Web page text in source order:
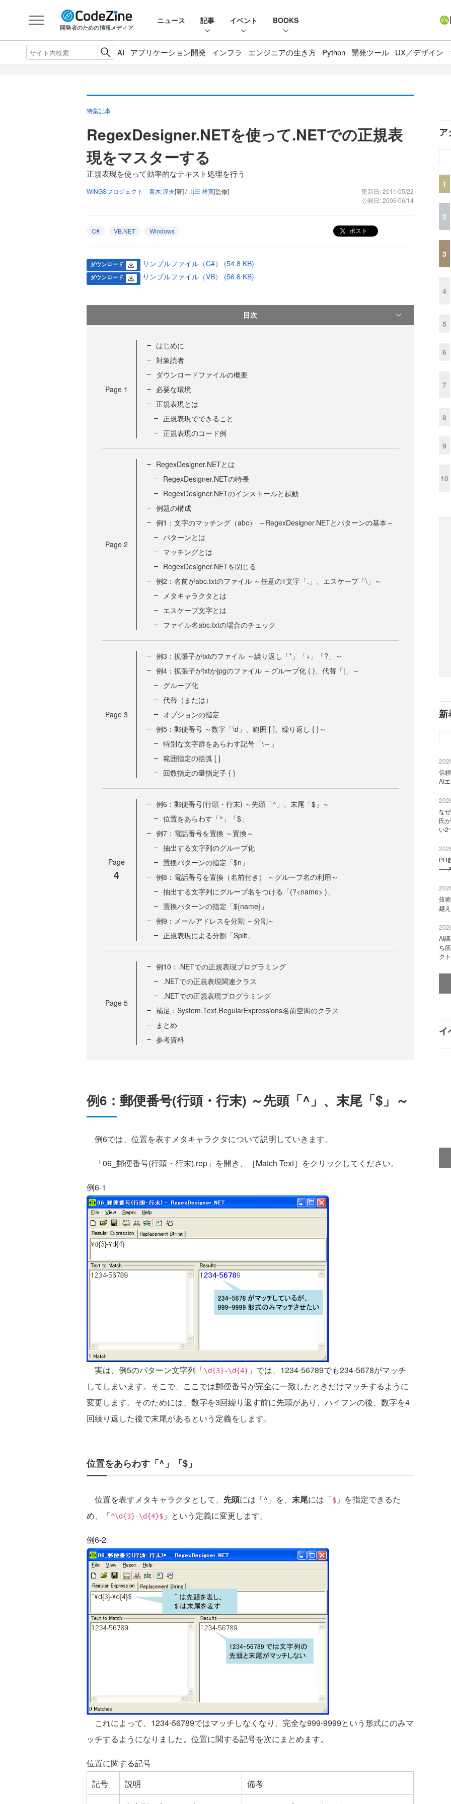
開発者のための情報メディア
ニュース 記事 イベント BOOKS
AI アプリケーション開発 インフラ エンジニアの生き方 Python 開発ツール UX／デザイン
特集記事
RegexDesigner.NETを使って.NETでの正規表
現をマスターする
正規表現を使って効率的なテキスト処理を行う
WINGSプロジェクト 青木 淳夫[著] /山田 祥寛[監修]
更新日: 2011/05/22
公開日: 2006/06/14
C# VB.NET Windows ポスト
ダウンロード サンプルファイル（C#） (54.8 KB)
ダウンロード サンプルファイル（VB） (56.6 KB)
目次
Page 1
はじめに
対象読者
ダウンロードファイルの概要
必要な環境
正規表現とは
正規表現でできること
正規表現のコード例
Page 2
RegexDesigner.NETとは
RegexDesigner.NETの特長
RegexDesigner.NETのインストールと起動
例題の構成
例1：文字のマッチング（abc） ～RegexDesigner.NETとパターンの基本～
パターンとは
マッチングとは
RegexDesigner.NETを閉じる
例2：名前がabc.txtのファイル ～任意の1文字「.」、エスケープ「\」～
メタキャラクタとは
エスケープ文字とは
ファイル名abc.txtの場合のチェック
Page 3
例3：拡張子がtxtのファイル ～繰り返し「*」「+」「?」～
例4：拡張子がtxtかjpgのファイル ～グループ化 ( )、代替「|」～
グループ化
代替（または）
オプションの指定
例5：郵便番号 ～数字「\d」、範囲 [ ]、繰り返し { }～
特別な文字群をあらわす記号「\～」
範囲指定の括弧 [ ]
回数指定の量指定子 { }
Page
4
例6：郵便番号(行頭・行末) ～先頭「^」、末尾「$」～
位置をあらわす「^」「$」
例7：電話番号を置換 ～置換～
抽出する文字列のグループ化
置換パターンの指定「$n」
例8：電話番号を置換（名前付き） ～グループ名の利用～
抽出する文字列にグループ名をつける「(?<name> )」
置換パターンの指定「${name}」
例9：メールアドレスを分割 ～分割～
正規表現による分割「Split」
Page 5
例10：.NETでの正規表現プログラミング
.NETでの正規表現関連クラス
.NETでの正規表現プログラミング
補足：System.Text.RegularExpressions名前空間のクラス
まとめ
参考資料
例6：郵便番号(行頭・行末) ～先頭「^」、末尾「$」～
例6では、位置を表すメタキャラクタについて説明していきます。
「06_郵便番号(行頭・行末).rep」を開き、［Match Text］をクリックしてください。
例6-1
実は、例5のパターン文字列「\d{3}-\d{4} 」では、1234-56789でも234-5678がマッチ
してしまいます。そこで、ここでは郵便番号が完全に一致したときだけマッチするように
変更します。そのためには、数字を3回繰り返す前に先頭があり、ハイフンの後、数字を4
回繰り返した後で末尾があるという定義をします。
位置をあらわす「^」「$」
位置を表すメタキャラクタとして、 先頭には「^」を、 末尾には「$ 」を指定できるた
め、「^\d{3}-\d{4}$ 」という定義に変更します。
例6-2
これによって、1234-56789ではマッチしなくなり、完全な999-9999という形式にのみマ
ッチするようになりました。位置に関する記号を次にまとめます。
位置に関する記号
記号
説明
備考
ア
1
2
3
4
5
6
7
8
9
10
新
信
AI
な
氏
い2
PR
技
越
AI
ち
ク
イ